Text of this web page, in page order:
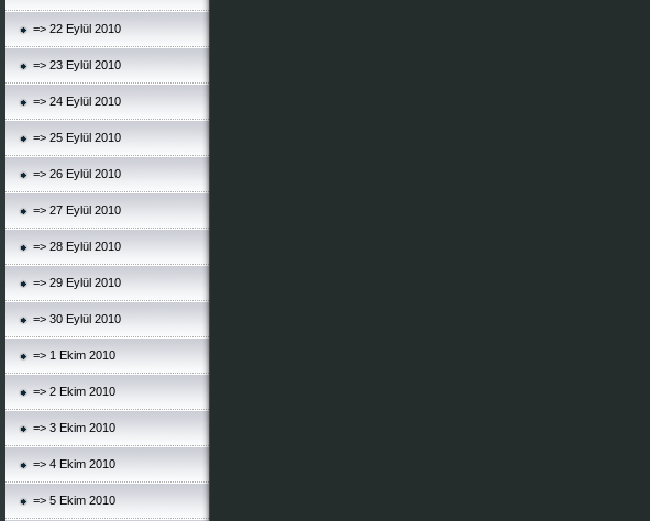
=> 22 Eylül 2010
=> 23 Eylül 2010
=> 24 Eylül 2010
=> 25 Eylül 2010
=> 26 Eylül 2010
=> 27 Eylül 2010
=> 28 Eylül 2010
=> 29 Eylül 2010
=> 30 Eylül 2010
=> 1 Ekim 2010
=> 2 Ekim 2010
=> 3 Ekim 2010
=> 4 Ekim 2010
=> 5 Ekim 2010